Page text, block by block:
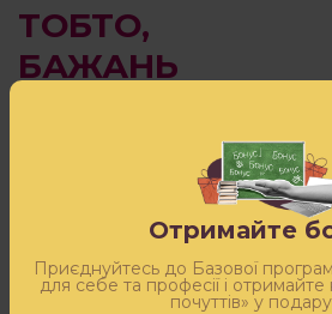
ТОБТО,
БАЖАНЬ
ПОТРІБНО?
ж,
потрібно.
Спеціальна
вас!
Залиште заявку — і отримаєте
до ефіру «Синдром самозванця»
Отримайте
Приєднуйтесь до Базової
для себе та професії і
почуттів» у